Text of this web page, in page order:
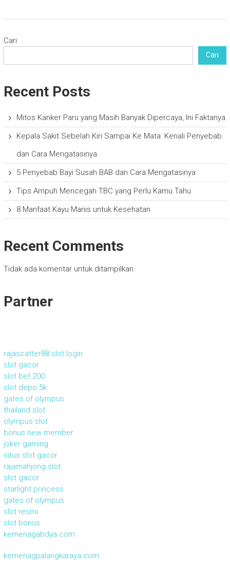
Cari
Cari
Recent Posts
Mitos Kanker Paru yang Masih Banyak Dipercaya, Ini Faktanya
Kepala Sakit Sebelah Kiri Sampai Ke Mata: Kenali Penyebab
dan Cara Mengatasinya
5 Penyebab Bayi Susah BAB dan Cara Mengatasinya
Tips Ampuh Mencegah TBC yang Perlu Kamu Tahu
8 Manfaat Kayu Manis untuk Kesehatan
Recent Comments
Tidak ada komentar untuk ditampilkan.
Partner
rajascatter88 slot login
slot gacor
slot bet 200
slot depo 5k
gates of olympus
thailand slot
olympus slot
bonus new member
joker gaming
situs slot gacor
rajamahjong slot
slot gacor
starlight princess
gates of olympus
slot resmi
slot bonus
kemenagabdya.com
kemenagpalangkaraya.com